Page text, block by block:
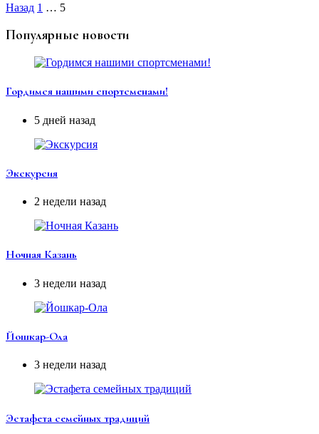
Назад 1 … 5
Популярные новости
Гордимся нашими спортсменами!
5 дней назад
Экскурсия
2 недели назад
Ночная Казань
3 недели назад
Йошкар-Ола
3 недели назад
Эстафета семейных традиций